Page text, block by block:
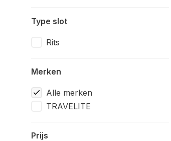
Type slot
Rits
Merken
Alle merken
TRAVELITE
Prijs